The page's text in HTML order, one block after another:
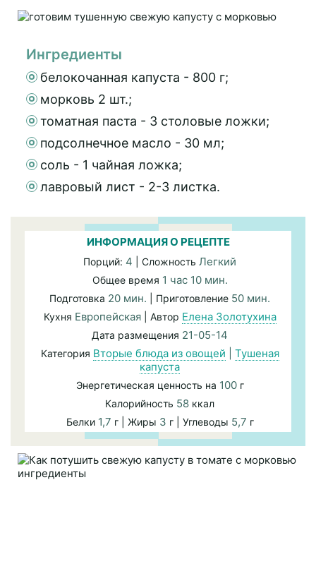
Ингредиенты
белокочанная капуста - 800 г;
морковь 2 шт.;
томатная паста - 3 столовые ложки;
подсолнечное масло - 30 мл;
соль - 1 чайная ложка;
лавровый лист - 2-3 листка.
ИНФОРМАЦИЯ О РЕЦЕПТЕ
Порций: 4 | Сложность Легкий
Общее время 1 час 10 мин.
Подготовка 20 мин. | Приготовление 50 мин.
Кухня Европейская| Автор Елена Золотухина
Дата размещения 21-05-14
Категория Вторые блюда из овощей
Тушеная
капуста
Энергетическая ценность на 100г
Калорийность 58 ккал
Белки 1,7 г | Жиры 3 г | Углеводы 5,7 г